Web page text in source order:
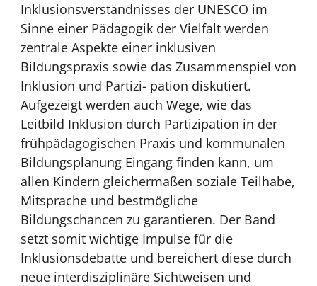
Inklusionsverständnisses der UNESCO im
Sinne einer Pädagogik der Vielfalt werden
zentrale Aspekte einer inklusiven
Bildungspraxis sowie das Zusammenspiel von
Inklusion und Partizi- pation diskutiert.
Aufgezeigt werden auch Wege, wie das
Leitbild Inklusion durch Partizipation in der
frühpädagogischen Praxis und kommunalen
Bildungsplanung Eingang finden kann, um
allen Kindern gleichermaßen soziale Teilhabe,
Mitsprache und bestmögliche
Bildungschancen zu garantieren. Der Band
setzt somit wichtige Impulse für die
Inklusionsdebatte und bereichert diese durch
neue interdisziplinäre Sichtweisen und